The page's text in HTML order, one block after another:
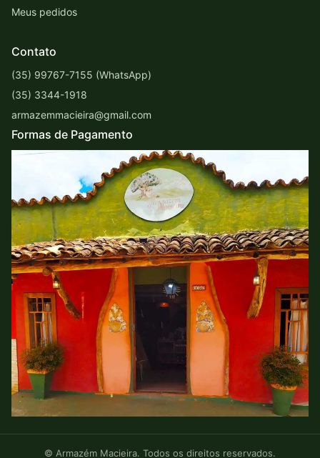
Meus pedidos
Contato
(35) 99767-7155 (WhatsApp)
(35) 3344-1918
armazemmacieira@gmail.com
Formas de Pagamento
© Armazém Macieira. Todos os direitos reservados.